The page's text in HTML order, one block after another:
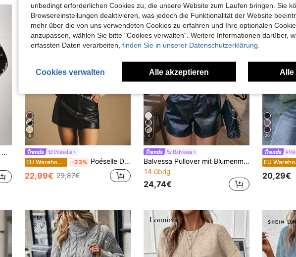
5
Poéselle
EU Warehouse -23% Poéselle Damen modischer, lässiger Rundhals-Pullover mit Langarm für Herbst/Winter
22,99€ 29,87€
4
Balvessa
Balvessa Pullover mit Blumenmuster, Stehkragen und Dropped Shoulder, Langarm Strickpullover für Herbst und Winter
14 übrig
24,74€
20
20,29€
unbedingt erforderlichen Cookies zu, die unsere Website zum Laufen bringen. Sie
Browsereinstellungen deaktivieren, was jedoch die Funktionalität der Website
mehr über die von uns verwendeten Cookies zu erfahren und Ihre optionalen
anzupassen, wählen Sie bitte "Cookies verwalten". Weitere Informationen darüber,
erfassten Daten verarbeiten, finden Sie in unserer Datenschutzerklärung.
Cookies verwalten Alle akzeptieren Alle